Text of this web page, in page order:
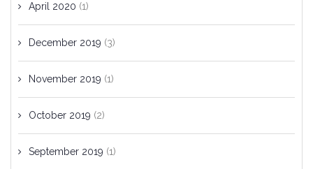
April 2020 (1)
December 2019 (3)
November 2019 (1)
October 2019 (2)
September 2019 (1)